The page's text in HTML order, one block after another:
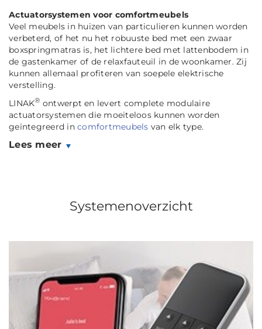
Actuatorsystemen voor comfortmeubels
Veel meubels in huizen van particulieren kunnen worden
verbeterd, of het nu het robuuste bed met een zwaar
boxspringmatras is, het lichtere bed met lattenbodem in
de gastenkamer of de relaxfauteuil in de woonkamer. Zij
kunnen allemaal profiteren van soepele elektrische
verstelling.
LINAK® ontwerpt en levert complete modulaire
actuatorsystemen die moeiteloos kunnen worden
geïntegreerd in comfortmeubels van elk type.
Lees meer
Systemenoverzicht